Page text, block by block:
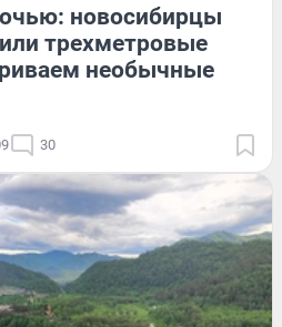
новосибирцы
трехметровые
необычные
30